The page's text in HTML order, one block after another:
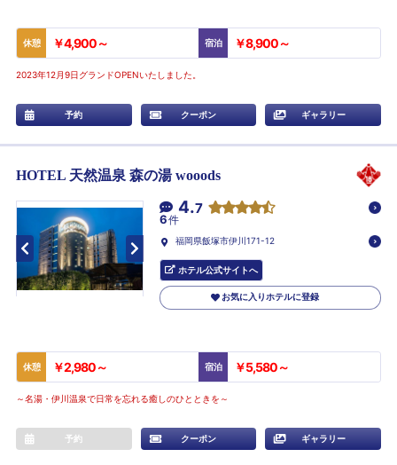
休憩 ￥4,900～ 宿泊 ￥8,900～
2023年12月9日グランドOPENいたしました。
予約 クーポン ギャラリー
HOTEL 天然温泉 森の湯 wooods
4.7
6件
福岡県飯塚市伊川171-12
ホテル公式サイトへ
お気に入りホテルに登録
休憩 ￥2,980～ 宿泊 ￥5,580～
～名湯・伊川温泉で日常を忘れる癒しのひとときを～
予約 クーポン ギャラリー